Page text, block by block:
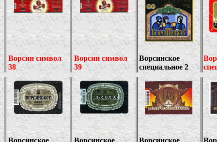
Ворсин символ
38
Ворсин символ
39
Ворсинское
специальное 2
Ворсинское Ворсинское Ворсинское